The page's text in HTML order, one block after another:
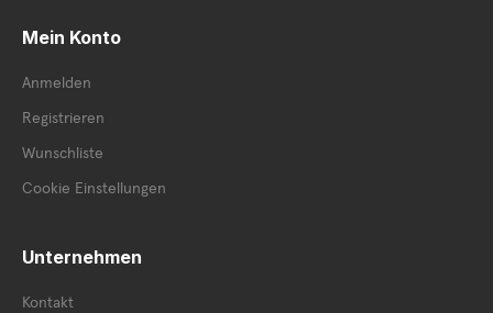
Mein Konto
Anmelden
Registrieren
Wunschliste
Cookie Einstellungen
Unternehmen
Kontakt